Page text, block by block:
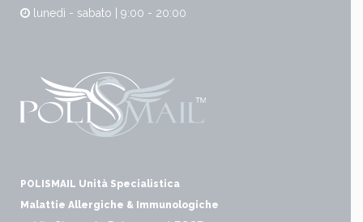
lunedì - sabato | 9:00 - 20:00
POLISMAIL Unità Specialistica
Malattie Allergiche & Immunologiche